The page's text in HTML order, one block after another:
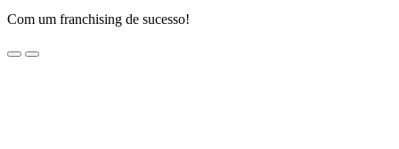
Com um franchising de sucesso!